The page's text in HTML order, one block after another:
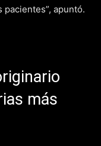
apuntó.
más